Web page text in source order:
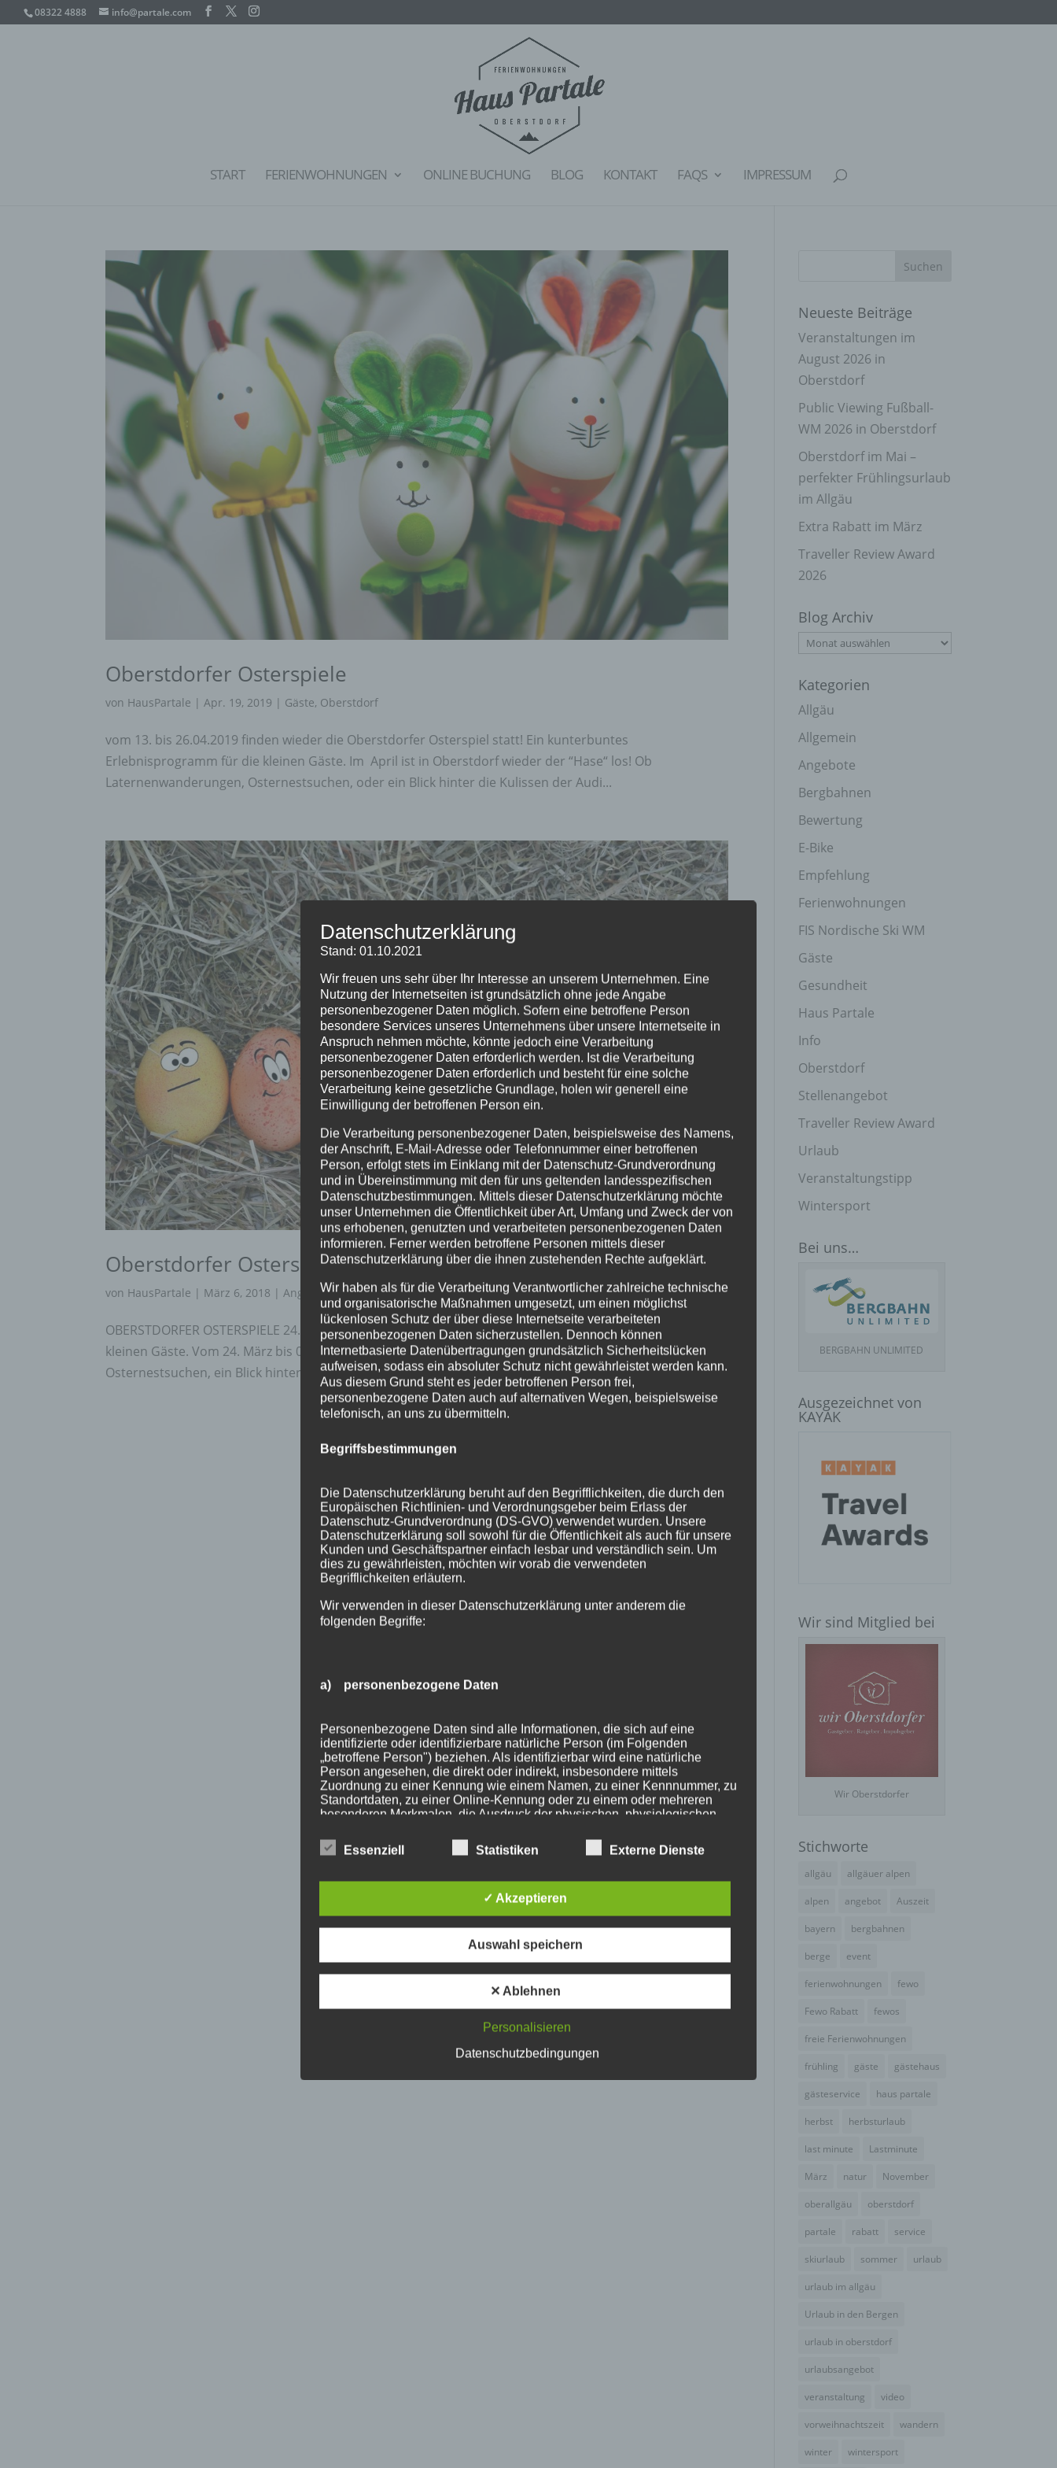
08322 4888 info@partale.com
START FERIENWOHNUNGEN ONLINE BUCHUNG BLOG KONTAKT FAQS IMPRESSUM
Oberstdorfer Osterspiele
von HausPartale | Apr. 19, 2019 | Gäste, Oberstdorf
vom 13. bis 26.04.2019 finden wieder die Oberstdorfer Osterspiel statt! Ein kunterbuntes
Erlebnisprogramm für die kleinen Gäste. Im April ist in Oberstdorf wieder der “Hase“ los! Ob
Laternenwanderungen, Osternestsuchen, oder ein Blick hinter die Kulissen der Audi...
Oberstdorfer Osterspiele das Erlebnisprogramm
von HausPartale | März 6, 2018 | Angebote, Oberstdorf ,Urlaub
OBERSTDORFER OSTERSPIELE 24. März bis 06. April 2018 Ein kunterbuntes Erlebnisprogramm für die
kleinen Gäste. Vom 24. März bis 06. April 2018 ist in Oberstdorf der “Hase“ los! Laternenwanderungen,
Osternestsuchen, ein Blick hinter die Kulissen der Audi Arena...
Neueste Beiträge
Veranstaltungen im
August 2026 in
Oberstdorf
Public Viewing Fußball-
WM 2026 in Oberstdorf
Oberstdorf im Mai –
perfekter Frühlingsurlaub
im Allgäu
Extra Rabatt im März
Traveller Review Award
2026
Blog Archiv
Blog
Kategorien
Allgäu
Allgemein
Angebote
Bergbahnen
Bewertung
E-Bike
Empfehlung
Ferienwohnungen
FIS Nordische Ski WM
Gäste
Gesundheit
Haus Partale
Info
Oberstdorf
Stellenangebot
Traveller Review Award
Urlaub
Veranstaltungstipp
Wintersport
Bei uns…
BERGBAHN UNLIMITED
Ausgezeichnet von
KAYAK
Wir sind Mitglied bei
Wir Oberstdorfer
Stichworte
allgäu allgäuer alpen
alpen angebot Auszeit
bayern bergbahnen
berge event
ferienwohnungen fewo
Fewo Rabatt fewos
freie Ferienwohnungen
frühling gäste gästehaus
gästeservice haus partale
herbst herbsturlaub
last minute Lastminute
März natur November
oberallgäu oberstdorf
partale rabatt service
skiurlaub sommer urlaub
urlaub im allgäu
Urlaub in den Bergen
urlaub in oberstdorf
urlaubsangebot
veranstaltung video
vorweihnachtszeit wandern
winter wintersport
Datenschutzerklärung
Stand: 01.10.2021
Wir freuen uns sehr über Ihr Interesse an unserem Unternehmen. Eine
Nutzung der Internetseiten ist grundsätzlich ohne jede Angabe
personenbezogener Daten möglich. Sofern eine betroffene Person
besondere Services unseres Unternehmens über unsere Internetseite in
Anspruch nehmen möchte, könnte jedoch eine Verarbeitung
personenbezogener Daten erforderlich werden. Ist die Verarbeitung
personenbezogener Daten erforderlich und besteht für eine solche
Verarbeitung keine gesetzliche Grundlage, holen wir generell eine
Einwilligung der betroffenen Person ein.
Die Verarbeitung personenbezogener Daten, beispielsweise des Namens,
der Anschrift, E-Mail-Adresse oder Telefonnummer einer betroffenen
Person, erfolgt stets im Einklang mit der Datenschutz-Grundverordnung
und in Übereinstimmung mit den für uns geltenden landesspezifischen
Datenschutzbestimmungen. Mittels dieser Datenschutzerklärung möchte
unser Unternehmen die Öffentlichkeit über Art, Umfang und Zweck der von
uns erhobenen, genutzten und verarbeiteten personenbezogenen Daten
informieren. Ferner werden betroffene Personen mittels dieser
Datenschutzerklärung über die ihnen zustehenden Rechte aufgeklärt.
Wir haben als für die Verarbeitung Verantwortlicher zahlreiche technische
und organisatorische Maßnahmen umgesetzt, um einen möglichst
lückenlosen Schutz der über diese Internetseite verarbeiteten
personenbezogenen Daten sicherzustellen. Dennoch können
Internetbasierte Datenübertragungen grundsätzlich Sicherheitslücken
aufweisen, sodass ein absoluter Schutz nicht gewährleistet werden kann.
Aus diesem Grund steht es jeder betroffenen Person frei,
personenbezogene Daten auch auf alternativen Wegen, beispielsweise
telefonisch, an uns zu übermitteln.
Begriffsbestimmungen
Die Datenschutzerklärung beruht auf den Begrifflichkeiten, die durch den
Europäischen Richtlinien- und Verordnungsgeber beim Erlass der
Datenschutz-Grundverordnung (DS-GVO) verwendet wurden. Unsere
Datenschutzerklärung soll sowohl für die Öffentlichkeit als auch für unsere
Kunden und Geschäftspartner einfach lesbar und verständlich sein. Um
dies zu gewährleisten, möchten wir vorab die verwendeten
Begrifflichkeiten erläutern.
Wir verwenden in dieser Datenschutzerklärung unter anderem die
folgenden Begriffe:
a) personenbezogene Daten
Personenbezogene Daten sind alle Informationen, die sich auf eine
identifizierte oder identifizierbare natürliche Person (im Folgenden
„betroffene Person") beziehen. Als identifizierbar wird eine natürliche
Person angesehen, die direkt oder indirekt, insbesondere mittels
Zuordnung zu einer Kennung wie einem Namen, zu einer Kennnummer, zu
Standortdaten, zu einer Online-Kennung oder zu einem oder mehreren
besonderen Merkmalen, die Ausdruck der physischen, physiologischen,
Identität dieser natürlichen Person sind, identifiziert werden kann.
Betroffene Person ist jede identifizierte oder identifizierbare natürliche
Person, deren personenbezogene Daten von dem für die Verarbeitung
Verantwortlichen verarbeitet werden.
Verarbeitung ist jeder mit oder ohne Hilfe automatisierter Verfahren
Essenziell Statistiken Externe Dienste
✓ Akzeptieren
Auswahl speichern
✕ Ablehnen
Personalisieren
Datenschutzbedingungen